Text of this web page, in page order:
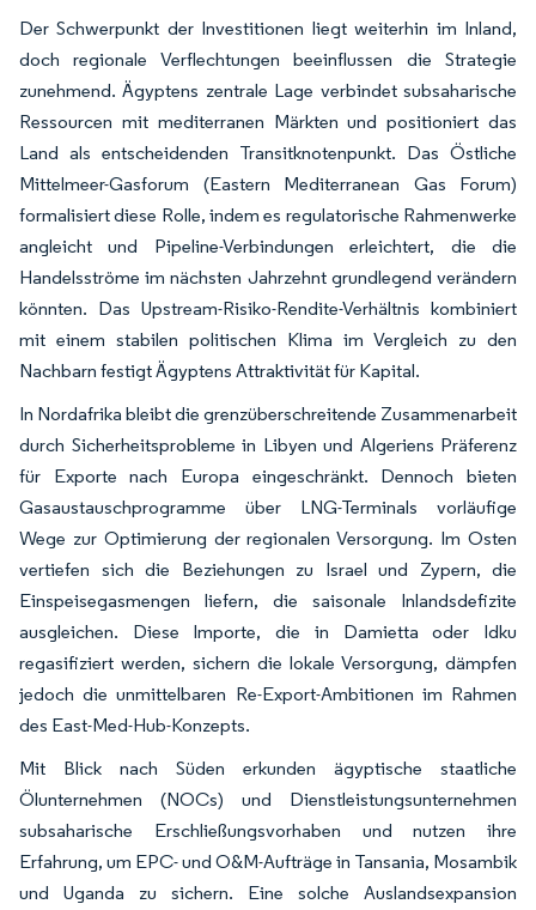
Der Schwerpunkt der Investitionen liegt weiterhin im Inland,
doch regionale Verflechtungen beeinflussen die Strategie
zunehmend. Ägyptens zentrale Lage verbindet subsaharische
Ressourcen mit mediterranen Märkten und positioniert das
Land als entscheidenden Transitknotenpunkt. Das Östliche
Mittelmeer-Gasforum (Eastern Mediterranean Gas Forum)
formalisiert diese Rolle, indem es regulatorische Rahmenwerke
angleicht und Pipeline-Verbindungen erleichtert, die die
Handelsströme im nächsten Jahrzehnt grundlegend verändern
könnten. Das Upstream-Risiko-Rendite-Verhältnis kombiniert
mit einem stabilen politischen Klima im Vergleich zu den
Nachbarn festigt Ägyptens Attraktivität für Kapital.
In Nordafrika bleibt die grenzüberschreitende Zusammenarbeit
durch Sicherheitsprobleme in Libyen und Algeriens Präferenz
für Exporte nach Europa eingeschränkt. Dennoch bieten
Gasaustauschprogramme über LNG-Terminals vorläufige
Wege zur Optimierung der regionalen Versorgung. Im Osten
vertiefen sich die Beziehungen zu Israel und Zypern, die
Einspeisegasmengen liefern, die saisonale Inlandsdefizite
ausgleichen. Diese Importe, die in Damietta oder Idku
regasifiziert werden, sichern die lokale Versorgung, dämpfen
jedoch die unmittelbaren Re-Export-Ambitionen im Rahmen
des East-Med-Hub-Konzepts.
Mit Blick nach Süden erkunden ägyptische staatliche
Ölunternehmen (NOCs) und Dienstleistungsunternehmen
subsaharische Erschließungsvorhaben und nutzen ihre
Erfahrung, um EPC- und O&M-Aufträge in Tansania, Mosambik
und Uganda zu sichern. Eine solche Auslandsexpansion